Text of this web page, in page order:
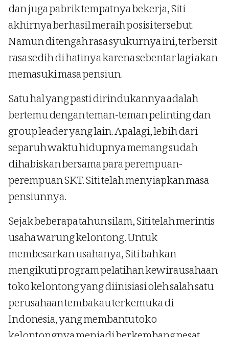
dan juga pabrik tempatnya bekerja, Siti
akhirnya berhasil meraih posisi tersebut.
Namun di tengah rasa syukurnya ini, terbersit
rasa sedih di hatinya karena sebentar lagi akan
memasuki masa pensiun.
Satu hal yang pasti dirindukannya adalah
bertemu dengan teman-teman pelinting dan
group leader yang lain. Apalagi, lebih dari
separuh waktu hidupnya memang sudah
dihabiskan bersama para perempuan-
perempuan SKT. Siti telah menyiapkan masa
pensiunnya.
Sejak beberapa tahun silam, Siti telah merintis
usaha warung kelontong. Untuk
membesarkan usahanya, Siti bahkan
mengikuti program pelatihan kewirausahaan
toko kelontong yang diinisiasi oleh salah satu
perusahaan tembakau terkemuka di
Indonesia, yang membantu toko